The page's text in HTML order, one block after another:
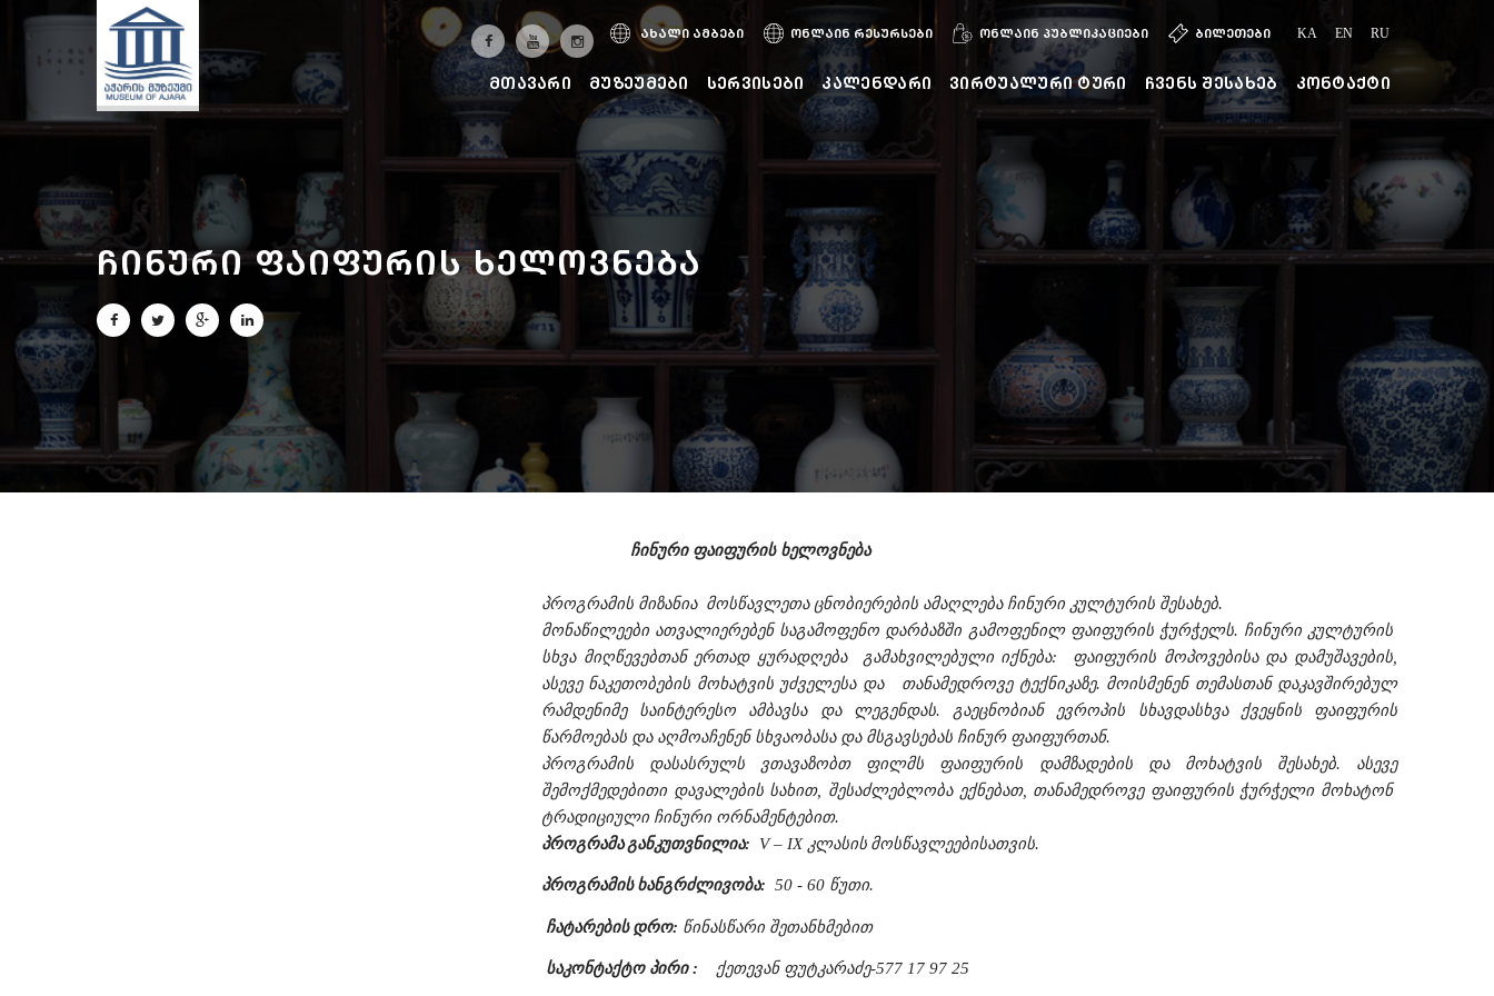
ახალი ამბები ონლაინ რესურსები ონლაინ პუბლიკაციები ბილეთები KA EN RU
მთავარი მუზეუმები სერვისები კალენდარი ვირტუალური ტური ჩვენს შესახებ კონტაქტი
ჩინური ფაიფურის ხელოვნება
ჩინური ფაიფურის ხელოვნება
პროგრამის მიზანია მოსწავლეთა ცნობიერების ამაღლება ჩინური კულტურის შესახებ.
მონაწილეები ათვალიერებენ საგამოფენო დარბაზში გამოფენილ ფაიფურის ჭურჭელს. ჩინური კულტურის
სხვა მიღწევებთან ერთად ყურადღება გამახვილებული იქნება: ფაიფურის მოპოვებისა და დამუშავების,
ასევე ნაკეთობების მოხატვის უძველესა და თანამედროვე ტექნიკაზე. მოისმენენ თემასთან დაკავშირებულ
რამდენიმე საინტერესო ამბავსა და ლეგენდას. გაეცნობიან ევროპის სხავდასხვა ქვეყნის ფაიფურის
წარმოებას და აღმოაჩენენ სხვაობასა და მსგავსებას ჩინურ ფაიფურთან.
პროგრამის დასასრულს ვთავაზობთ ფილმს ფაიფურის დამზადების და მოხატვის შესახებ. ასევე
შემოქმედებითი დავალების სახით, შესაძლებლობა ექნებათ, თანამედროვე ფაიფურის ჭურჭელი მოხატონ
ტრადიციული ჩინური ორნამენტებით.
პროგრამა განკუთვნილია: V – IX კლასის მოსწავლეებისათვის.
პროგრამის ხანგრძლივობა: 50 - 60 წუთი.
ჩატარების დრო: წინასწარი შეთანხმებით
საკონტაქტო პირი : ქეთევან ფუტკარაძე-577 17 97 25